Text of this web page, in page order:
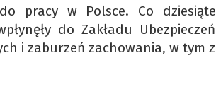
pracy w Polsce. Co dziesiąte
do Zakładu Ubezpieczeń
i zaburzeń zachowania, w tym z